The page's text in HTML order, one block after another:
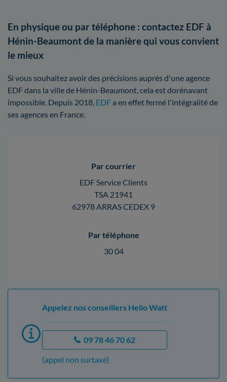
En physique ou par téléphone : contactez EDF à
Hénin-Beaumont de la manière qui vous convient
le mieux
Si vous souhaitez avoir des précisions auprès d'une agence
EDF dans la ville de Hénin-Beaumont, cela est dorénavant
impossible. Depuis 2018, EDFa en effet fermé l'intégralité de
ses agences en France.
Par courrier
EDF Service Clients
TSA 21941
62978 ARRAS CEDEX 9
Par téléphone
30 04
Appelez nos conseillers Hello Watt
09 78 46 70 62
(appel non surtaxé)